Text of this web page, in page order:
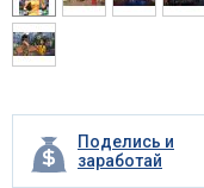
Поделись и
заработай